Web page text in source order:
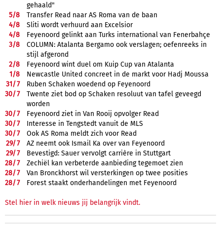
gehaald"
5/8
Transfer Read naar AS Roma van de baan
4/8
Sliti wordt verhuurd aan Excelsior
4/8
Feyenoord gelinkt aan Turks international van Fenerbahçe
3/8
COLUMN: Atalanta Bergamo ook verslagen; oefenreeks in
stijl afgerond
2/8
Feyenoord wint duel om Kuip Cup van Atalanta
1/8
Newcastle United concreet in de markt voor Hadj Moussa
31/7
Ruben Schaken woedend op Feyenoord
30/7
Twente ziet bod op Schaken resoluut van tafel geveegd
worden
30/7
Feyenoord ziet in Van Rooij opvolger Read
30/7
Interesse in Tengstedt vanuit de MLS
30/7
Ook AS Roma meldt zich voor Read
29/7
AZ neemt ook Ismail Ka over van Feyenoord
29/7
Bevestigd: Sauer vervolgt carrière in Stuttgart
28/7
Zechiël kan verbeterde aanbieding tegemoet zien
28/7
Van Bronckhorst wil versterkingen op twee posities
28/7 Forest staakt onderhandelingen met Feyenoord
Stel hier in welk nieuws jij belangrijk vindt.